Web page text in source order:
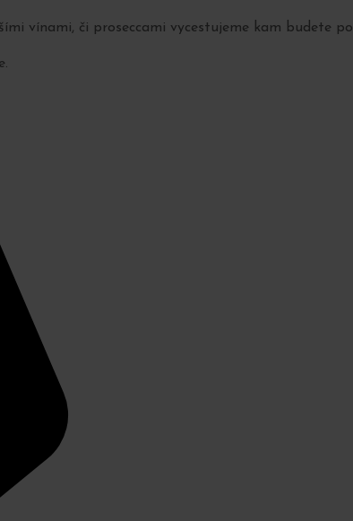
vínami, či proseccami vycestujeme kam budete